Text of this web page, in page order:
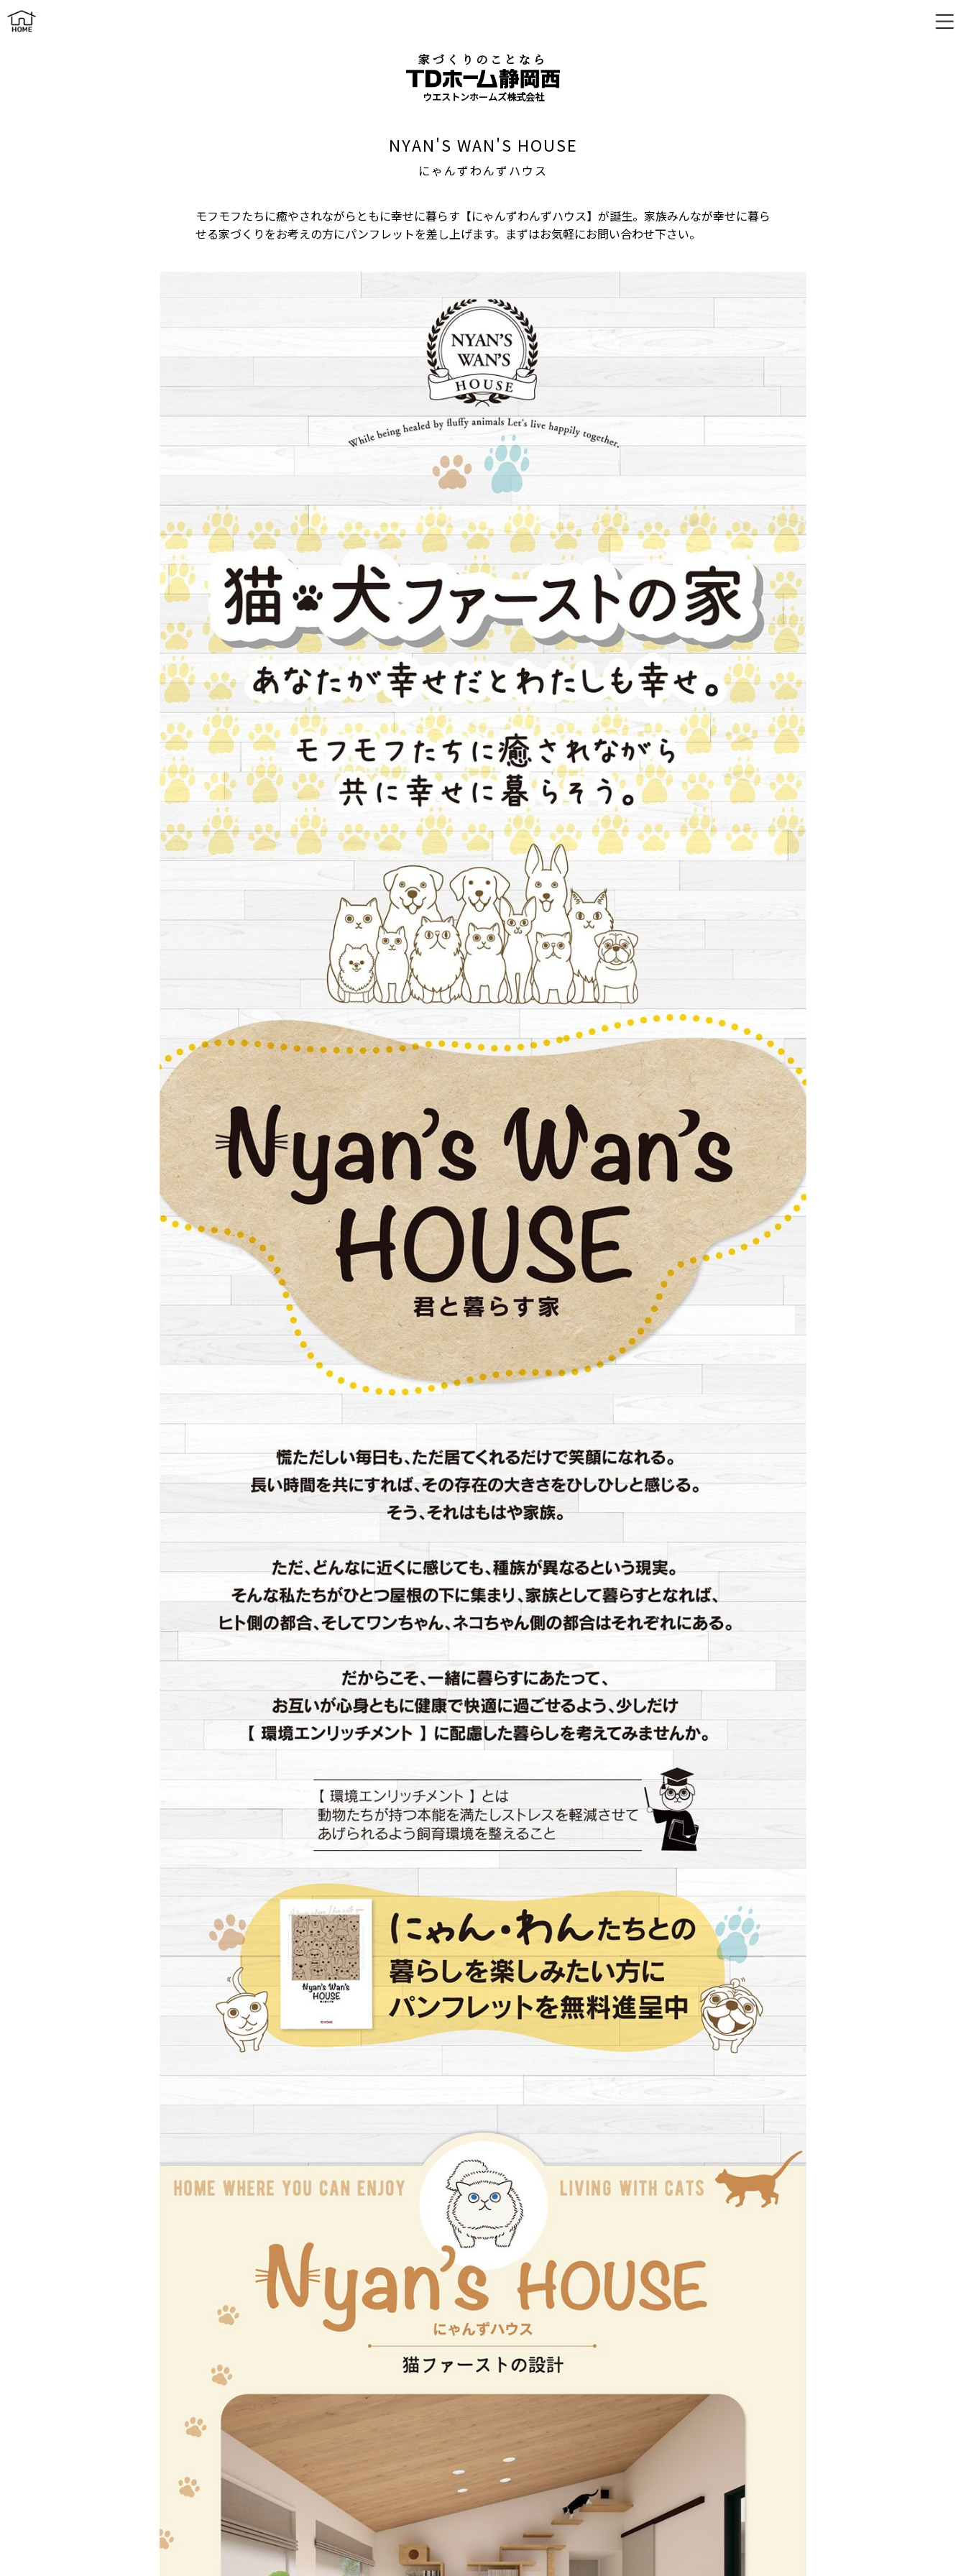
家づくりのことなら
ウエストンホームズ株式会社
NYAN'S WAN'S HOUSE
にゃんずわんずハウス
モフモフたちに癒やされながらともに幸せに暮らす【にゃんずわんずハウス】が誕生。家族みんなが幸せに暮ら
せる家づくりをお考えの方にパンフレットを差し上げます。まずはお気軽にお問い合わせ下さい。